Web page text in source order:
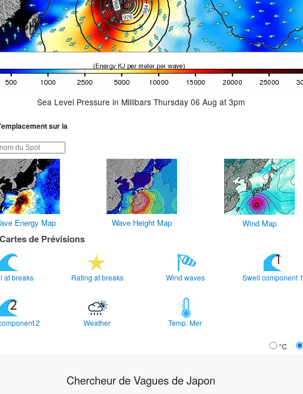
Sea Level Pressure in Millibars Thursday 06 Aug at 3pm
sur la
Energy Map Wave Height Map Wind Map
de Prévisions
at breaks Rating at breaks Wind waves Swell component 1
2 Weather Temp. Mer
°C
Chercheur de Vagues de Japon